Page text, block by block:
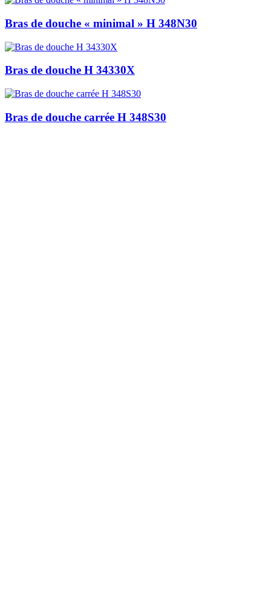
Bras de douche « minimal » H 348N30
Bras de douche H 34330X
Bras de douche carrée H 348S30